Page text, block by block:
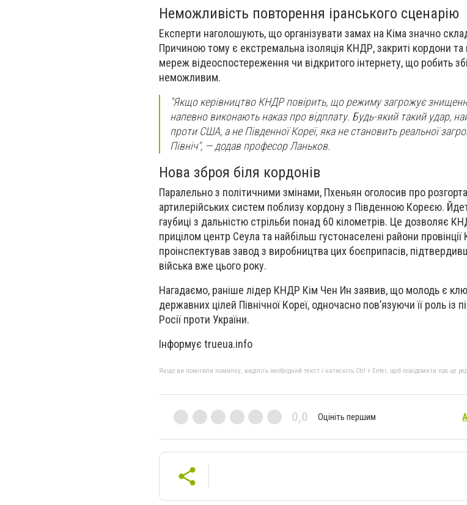
Неможливість повторення іранського сценарію
Експерти наголошують, що організувати замах на Кіма значно
Причиною тому є екстремальна ізоляція КНДР, закриті кордони та
мереж відеоспостереження чи відкритого інтернету, що робить
неможливим.
"Якщо керівництво КНДР повірить, що режиму загрожує
напевно виконають наказ про відплату. Будь-який такий удар,
проти США, а не Південної Кореї, яка не становить реальної
Північ", — додав професор Ланьков.
Нова зброя біля кордонів
Паралельно з політичними змінами, Пхеньян оголосив про
артилерійських систем поблизу кордону з Південною Кореєю.
гаубиці з дальністю стрільби понад 60 кілометрів. Це дозволяє
прицілом центр Сеула та найбільш густонаселені райони
проінспектував завод з виробництва цих боєприпасів,
війська вже цього року.
Нагадаємо, раніше лідер КНДР Кім Чен Ин заявив, що молодь є
державних цілей Північної Кореї, одночасно пов’язуючи її роль із
Росії проти України.
Інформує trueua.info
Якщо ви помітили помилку, виділіть необхідний текст і натисніть Ctrl + Enter, щоб повідомити про це
0,0 Оцініть першим